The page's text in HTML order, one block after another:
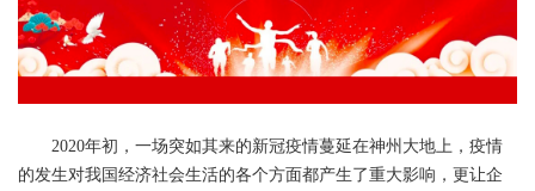
2020年初，一场突如其来的新冠疫情蔓延在神州大地上，疫情
的发生对我国经济社会生活的各个方面都产生了重大影响，更让企